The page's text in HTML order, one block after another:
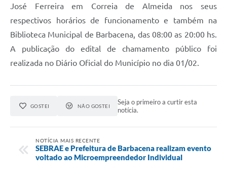
Plano Diretor e Mobilidade Urbana
Festival Gastronômico
Emprega Barbacena
Plano Municipal de Saneamento Básico
Regularização de bairros
Carta de Serviços
Arquivos para Download
José Ferreira em Correia de Almeida nos seus
respectivos horários de funcionamento e também na
Biblioteca Municipal de Barbacena, das 08:00 as 20:00 hs.
A publicação do edital de chamamento público foi
realizada no Diário Oficial do Município no dia 01/02.
GOSTEI NÃO GOSTEI
Seja o primeiro a curtir esta
notícia.
NOTÍCIA MAIS RECENTE
SEBRAE e Prefeitura de Barbacena realizam evento
voltado ao Microempreendedor Individual